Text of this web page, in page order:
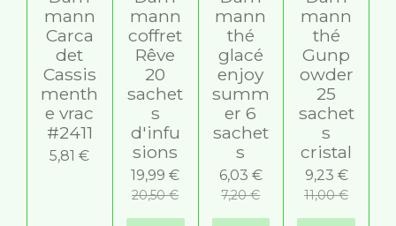
t
i
o
n
mann
Carca
det
Cassis
menth
e vrac
#2411
5,81 €
mann
coffret
Rêve
20
sachet
s
d'infu
sions
19,99 €
20,50 €
mann
thé
glacé
enjoy
summ
er 6
sachet
s
6,03 €
7,20 €
mann
thé
Gunp
owder
25
sachet
s
cristal
9,23 €
11,00 €